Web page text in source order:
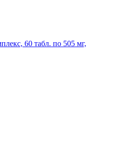
60 табл. по 505 мг,